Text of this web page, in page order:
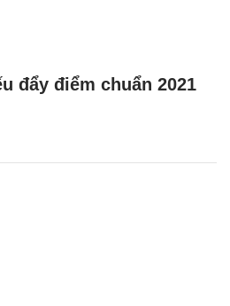
đẩy điểm chuẩn 2021